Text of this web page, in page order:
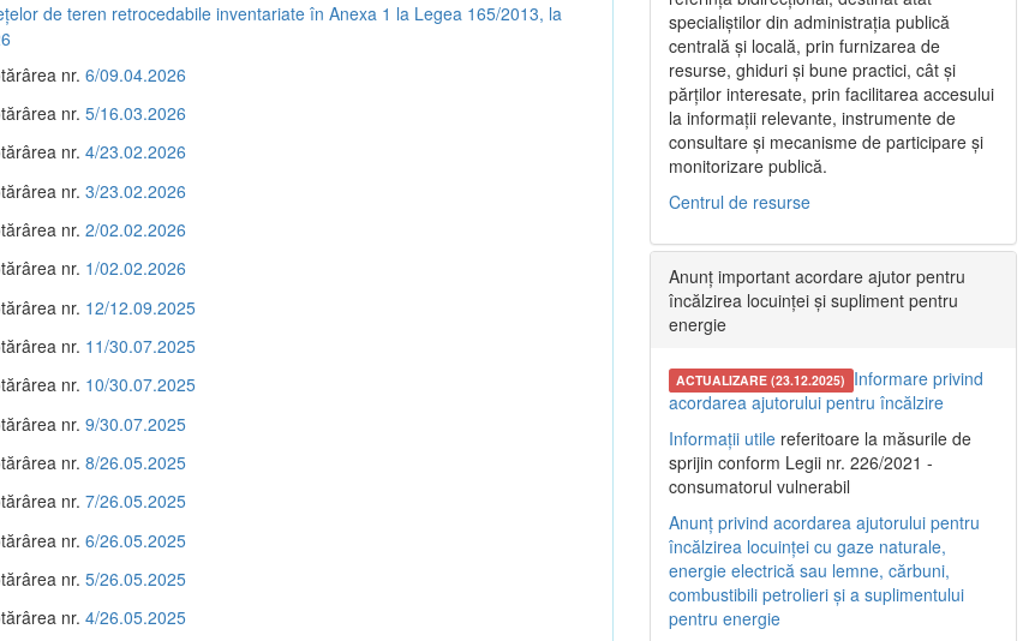
de teren retrocedabile inventariate în Anexa 1 la Legea 165/2013, la
nr. 6/09.04.2026
nr. 5/16.03.2026
nr. 4/23.02.2026
nr. 3/23.02.2026
nr. 2/02.02.2026
nr. 1/02.02.2026
nr. 12/12.09.2025
nr. 11/30.07.2025
nr. 10/30.07.2025
nr. 9/30.07.2025
nr. 8/26.05.2025
nr. 7/26.05.2025
nr. 6/26.05.2025
nr. 5/26.05.2025
nr. 4/26.05.2025
specialiștilor din administrația publică
centrală și locală, prin furnizarea de
resurse, ghiduri și bune practici, cât și
părților interesate, prin facilitarea accesului
la informații relevante, instrumente de
consultare și mecanisme de participare și
monitorizare publică.
Centrul de resurse
Anunț important acordare ajutor pentru
încălzirea locuinței și supliment pentru
energie
ACTUALIZARE (23.12.2025) Informare privind
acordarea ajutorului pentru încălzire
Informații utile referitoare la măsurile de
sprijin conform Legii nr. 226/2021 -
consumatorul vulnerabil
Anunț privind acordarea ajutorului pentru
încălzirea locuinței cu gaze naturale,
energie electrică sau lemne, cărbuni,
combustibili petrolieri și a suplimentului
pentru energie